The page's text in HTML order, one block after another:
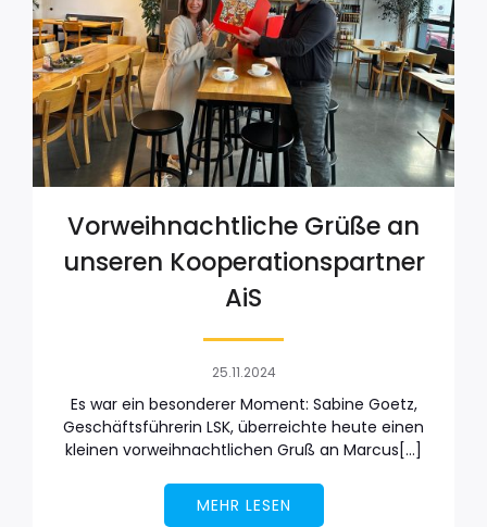
Vorweihnachtliche Grüße an
unseren Kooperationspartner
AiS
25.11.2024
Es war ein besonderer Moment: Sabine Goetz,
Geschäftsführerin LSK, überreichte heute einen
kleinen vorweihnachtlichen Gruß an Marcus[…]
MEHR LESEN